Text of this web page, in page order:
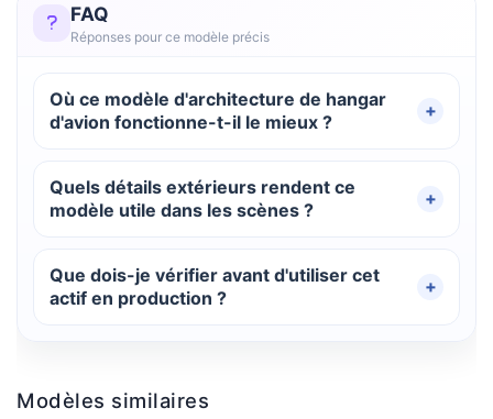
FAQ
Réponses pour ce modèle précis
Où ce modèle d'architecture de hangar
d'avion fonctionne-t-il le mieux ?
Quels détails extérieurs rendent ce
modèle utile dans les scènes ?
Que dois-je vérifier avant d'utiliser cet
actif en production ?
Modèles similaires